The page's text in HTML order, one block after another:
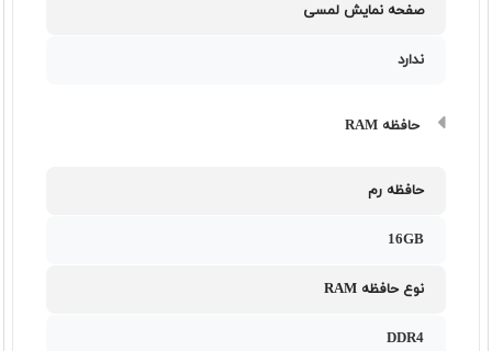
صفحه نمایش لمسی
ندارد
حافظه RAM
حافظه رم
16GB
نوع حافظه RAM
DDR4